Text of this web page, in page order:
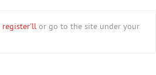
register'll or go to the site under your